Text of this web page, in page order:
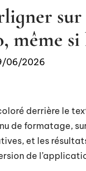
même si
06/2026
derrière le
de formatage,
et les
de